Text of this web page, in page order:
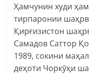
Ҳамчунин худи
тирпаронии
Қирғизистон
Самадов Саттор
1989, сокини
деҳоти Чоркӯҳи